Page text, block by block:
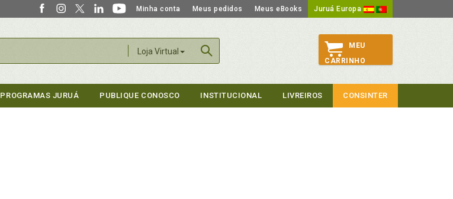
Minha conta Meus pedidos Meus eBooks Juruá Europa
Loja Virtual
MEU
CARRINHO
PROGRAMAS JURUÁ PUBLIQUE CONOSCO INSTITUCIONAL LIVREIROS CONSINTER